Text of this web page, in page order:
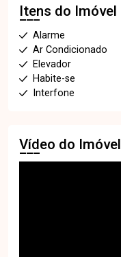
Itens do Imóvel
Alarme
Ar Condicionado
Elevador
Habite-se
Interfone
Vídeo do Imóvel